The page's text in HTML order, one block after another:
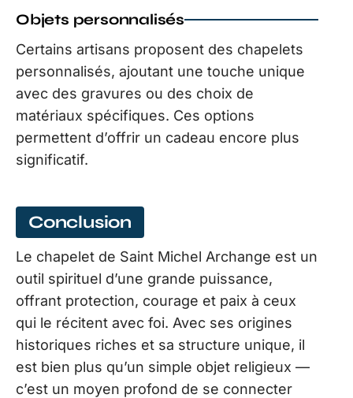
Objets personnalisés
Certains artisans proposent des chapelets
personnalisés, ajoutant une touche unique
avec des gravures ou des choix de
matériaux spécifiques. Ces options
permettent d’offrir un cadeau encore plus
significatif.
Conclusion
Le chapelet de Saint Michel Archange est un
outil spirituel d’une grande puissance,
offrant protection, courage et paix à ceux
qui le récitent avec foi. Avec ses origines
historiques riches et sa structure unique, il
est bien plus qu’un simple objet religieux —
c’est un moyen profond de se connecter